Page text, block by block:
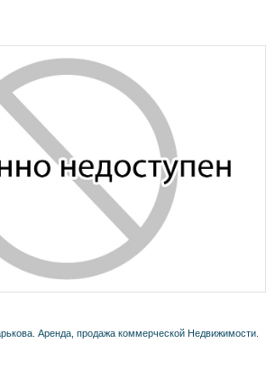
Аренда, продажа коммерческой Недвижимости.